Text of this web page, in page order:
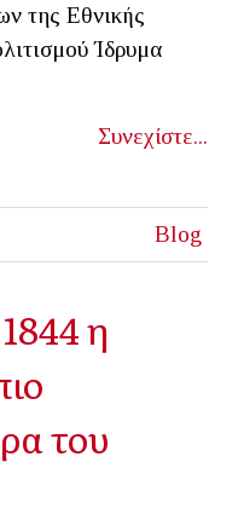
της Εθνικής
Ίδρυμα
Συνεχίστε...
Blog
η
του